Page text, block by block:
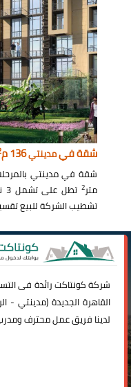
شقة فيمدينتي136 م
شقة في مدينتي
متر2
تشطيب الشركة للبيع تقسيط على 10 سنة بمقدم
شركةكونتاكترائدة فى
القاهرة الجديدة (مدينتي -
لدينا فريق عمل محترف